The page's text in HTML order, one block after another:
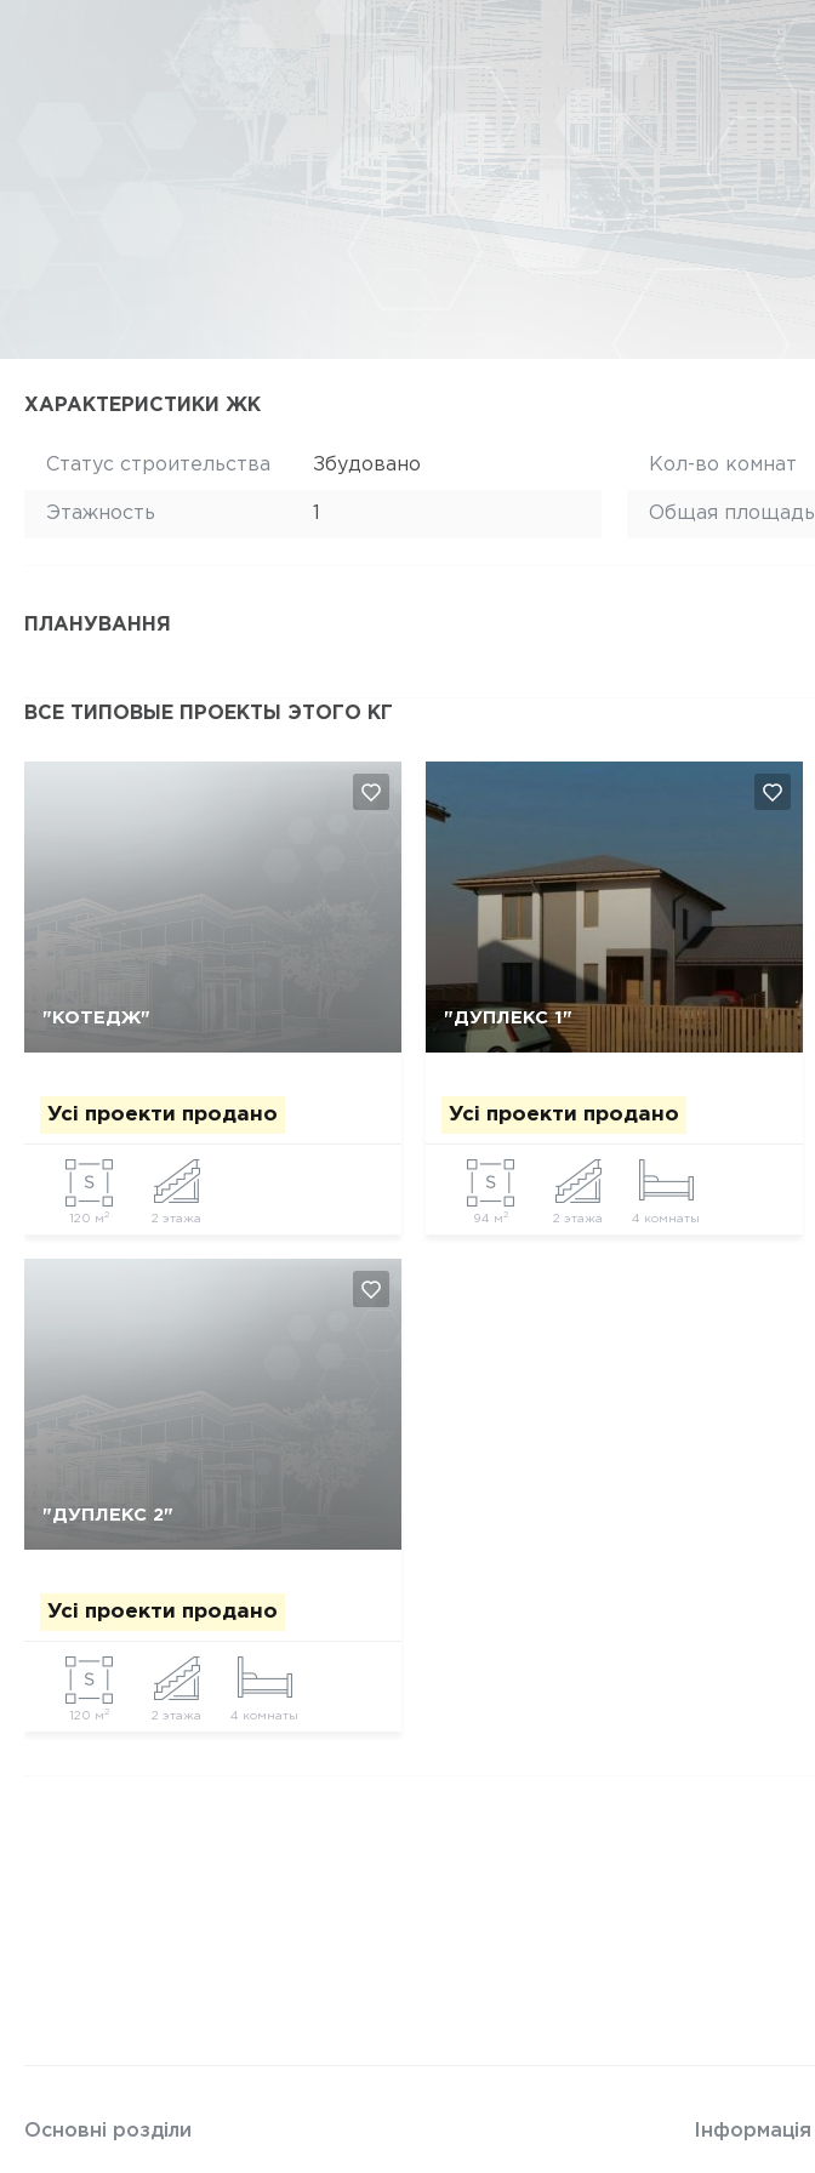
ХАРАКТЕРИСТИКИ ЖК
Статус строительства Збудовано
Этажность
Кол-во комнат
Общая площадь
ПЛАНУВАННЯ
ВСЕ ТИПОВЫЕ ПРОЕКТЫ ЭТОГО КГ
"КОТЕДЖ"
Усі проекти продано
120 м2 2 этажа
"ДУПЛЕКС 1"
Усі проекти продано
94 м2 2 этажа 4 комнаты
Так, видалити Відміна
"ДУПЛЕКС 2"
Усі проекти продано
120 м2 2 этажа 4 комнаты
Основні розділи Інформація